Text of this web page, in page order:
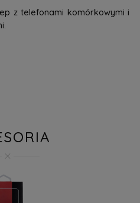
z telefonami komórkowymi i